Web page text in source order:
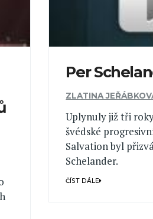
Per
ZLATINA
Uplynuly již tři
švédské
Salvation byl
Schelander.
ČÍST DÁLE